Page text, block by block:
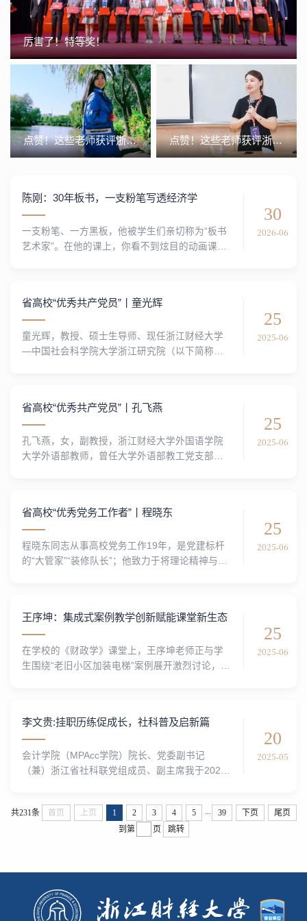
厉害了！特等奖！
点赞！这些老师获评浙江财经大学第二届教学优秀奖 点赞！这些老师获评浙江财经大学第二届教学新秀奖
陈刚：30年板书，一支粉笔写透经济学
一支粉笔、一方黑板，他被学生们亲切称为“板书
艺术家”。在他的课上，你看不到炫目的动画课
十年如一日，把逻辑“画”在黑板上，把学生放在心
坎里。陈刚以扎实学识立讲台、以赤诚初心育桃
李，在日复一日的课堂坚守中，诠释着浙财教师
价值观的深刻内涵。“板书一笔一画，能够充分展
30
2026-06
省高校“优秀共产党员”丨童光辉
童光辉，教授、硕士生导师、现任浙江财经大学
—中国社会科学院大学浙江研究院（以下简称浙
最受师生喜爱书记提名奖；他是一名共产党员，
他用十四载如一日的坚守与奉献，成为照亮浙财
学子前行的那一窗“光辉”，在新时代高等教育战线
树起党员先锋旗帜。他是国家级课程思政名师，
25
2025-06
省高校“优秀共产党员”丨孔飞燕
孔飞燕，女，副教授，浙江财经大学外国语学院
大学外语部教师，曾任大学外语部教工党支部书
改革先锋她奋战教学一线20载，长期执教《大学
英语读写》《大学英语技能听》《高级英语阅
读》等大学英语核心课程，作为骨干成员推动学
院获批全国首批大学英语教学改革示范点。她是
25
2025-06
省高校“优秀党务工作者”丨程晓东
程晓东同志从事高校党务工作19年，是党建标杆
的“大管家”“装修队长”；他致力于将理论精神与高
排忧解难，是师生和家长信赖的“知心益友”“救急
队长”；他勇担廉洁文化建设使命，推动构建闭环
培养体系，打造财会人终身受益的“廉商”品质。他
将党务工作化为有温度、接地气的...
25
2025-06
王序坤：集成式案例教学创新赋能课堂新生态
在学校的《财政学》课堂上，王序坤老师正与学
生围绕“老旧小区加装电梯”案例展开激烈讨论，
成式案例教学”模式。他以一部电梯为线，串起财
政学知识体系，破解了传统教学案例“碎片化”难
题，让抽象的财政学原理在现实土壤中生根发
芽，深受学生喜爱。王序坤始终秉持“财政学理论
25
2025-06
李文贵:挂职历练促成长，社科普及启新篇
会计学院（MPAcc学院）院长、党委副书记
（兼）浙江省社科联党组成员、副主席我于2024
传普及工作，协助负责哲学社会科学人才工作。
挂职以来的重点工作是创新谋划基层特色人文空
化了我对社科事业发展的...
20
2025-05
共231条 首页 上页 1 2 3 4 5 ... 39 下页
尾页
到第
页 跳转